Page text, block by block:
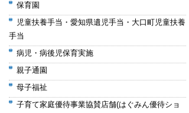
保育園
児童扶養手当・愛知県遺児手当・大口町児童扶養
手当
病児・病後児保育実施
親子通園
母子福祉
子育て家庭優待事業協賛店舗(はぐみん優待ショ